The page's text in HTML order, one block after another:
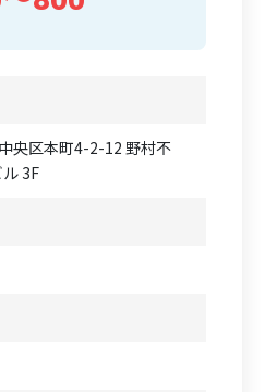
央区本町4-2-12 野村不
3F